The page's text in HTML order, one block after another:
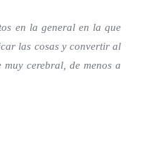
en la general en la que
las cosas y convertir al
cerebral, de menos a